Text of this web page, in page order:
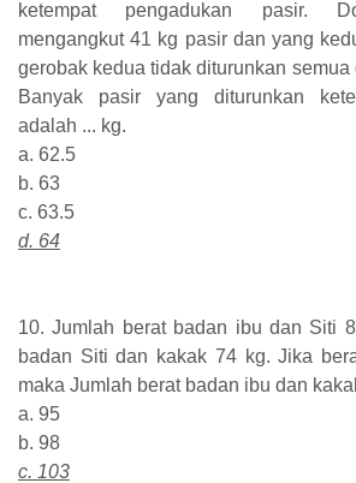
ketempat pengadukan pasir.
mengangkut 41 kg pasir dan yang
gerobak kedua tidak diturunkan semua
Banyak pasir yang diturunkan
adalah ... kg.
a. 62.5
b. 63
c. 63.5
d. 64
10. Jumlah berat badan ibu dan Siti
badan Siti dan kakak 74 kg. Jika
maka Jumlah berat badan ibu dan
a. 95
b. 98
c. 103